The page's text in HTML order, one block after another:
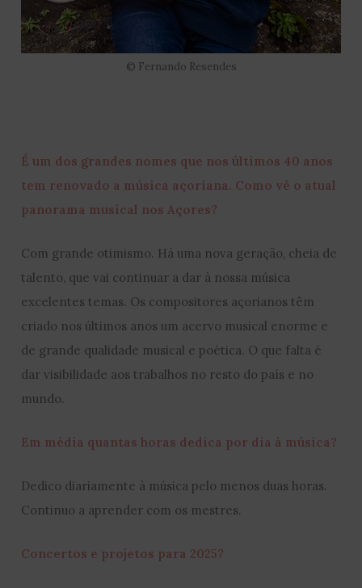
© Fernando Resendes
É um dos grandes nomes que nos últimos 40 anos
tem renovado a música açoriana. Como vê o atual
panorama musical nos Açores?
Com grande otimismo. Há uma nova geração, cheia de
talento, que vai continuar a dar à nossa música
excelentes temas. Os compositores açorianos têm
criado nos últimos anos um acervo musical enorme e
de grande qualidade musical e poética. O que falta é
dar visibilidade aos trabalhos no resto do país e no
mundo.
Em média quantas horas dedica por dia à música?
Dedico diariamente à música pelo menos duas horas.
Continuo a aprender com os mestres.
Concertos e projetos para 2025?